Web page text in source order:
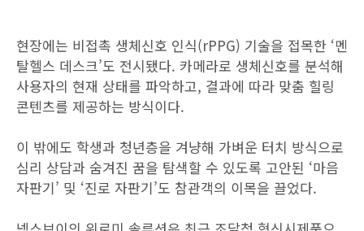
현장에는 비접촉 생체신호 인식(rPPG) 기술을 접목한 ‘멘
탈헬스 데스크’도 전시됐다. 카메라로 생체신호를 분석해
사용자의 현재 상태를 파악하고, 결과에 따라 맞춤 힐링
콘텐츠를 제공하는 방식이다.
이 밖에도 학생과 청년층을 겨냥해 가벼운 터치 방식으로
심리 상담과 숨겨진 꿈을 탐색할 수 있도록 고안된 ‘마음
자판기’ 및 ‘진로 자판기’도 참관객의 이목을 끌었다.